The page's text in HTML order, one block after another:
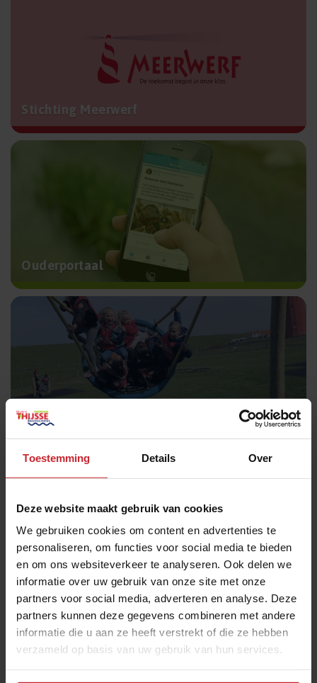
Toestemming Details Over
Deze website maakt gebruik van cookies
We gebruiken cookies om content en advertenties te
personaliseren, om functies voor social media te bieden
en om ons websiteverkeer te analyseren. Ook delen we
informatie over uw gebruik van onze site met onze
partners voor social media, adverteren en analyse. Deze
partners kunnen deze gegevens combineren met andere
informatie die u aan ze heeft verstrekt of die ze hebben
verzameld op basis van uw gebruik van hun services.
Stichting Meerwerf
Ouderportaal
Uw kind aanmelden
Schoolgids (PDF)